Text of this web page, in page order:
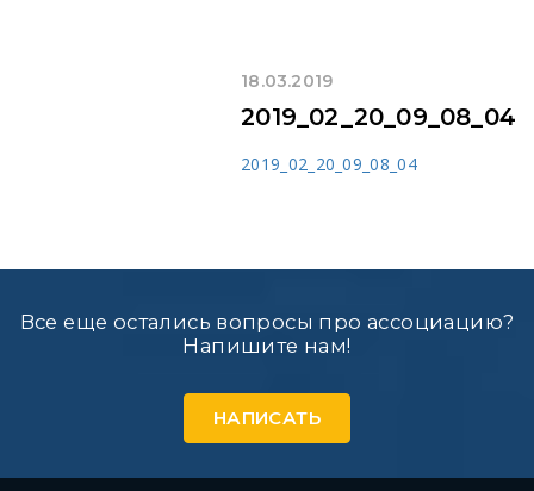
18.03.2019
2019_02_20_09_08_04
2019_02_20_09_08_04
Все еще остались вопросы про ассоциацию?
Напишите нам!
НАПИСАТЬ